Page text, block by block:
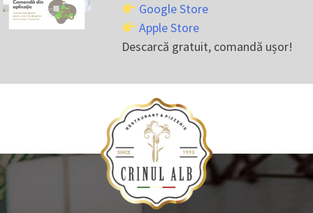
Google Store
Apple Store
Descarcă gratuit, comandă ușor!